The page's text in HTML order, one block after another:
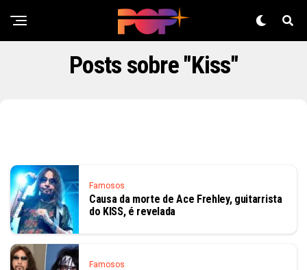
Posts sobre "Kiss"
Famosos
Causa da morte de Ace Frehley, guitarrista
do KISS, é revelada
Famosos